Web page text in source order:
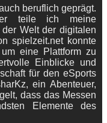
beruflich geprägt.
teile ich meine
Welt der digitalen
spielzeit.net konnte
eine Plattform zu
Einblicke und
für den eSports
ein Abenteuer,
dass das Messen
Elemente des